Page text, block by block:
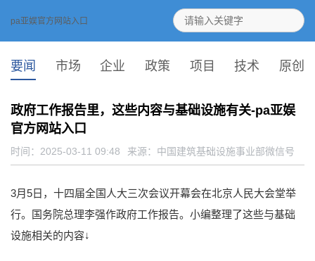
pa亚娱官方网站入口
要闻 市场 企业 政策 项目 技术 原创
政府工作报告里，这些内容与基础设施有关-pa亚娱
官方网站入口
时间：2025-03-11 09:48 来源： 中国建筑基础设施事业部微信号
3月5日，十四届全国人大三次会议开幕会在北京人民大会堂举
行。国务院总理李强作政府工作报告。小编整理了这些与基础
设施相关的内容↓